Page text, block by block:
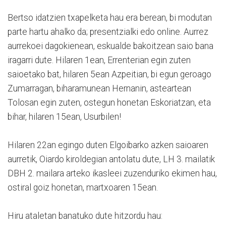
Bertso idatzien txapelketa hau era berean, bi modutan
parte hartu ahalko da; presentzialki edo online. Aurrez
aurrekoei dagokienean, eskualde bakoitzean saio bana
iragarri dute. Hilaren 1ean, Errenterian egin zuten
saioetako bat, hilaren 5ean Azpeitian, bi egun geroago
Zumarragan, biharamunean Hernanin, asteartean
Tolosan egin zuten, ostegun honetan Eskoriatzan, eta
bihar, hilaren 15ean, Usurbilen!
Hilaren 22an egingo duten Elgoibarko azken saioaren
aurretik, Oiardo kiroldegian antolatu dute, LH 3. mailatik
DBH 2. mailara arteko ikasleei zuzenduriko ekimen hau,
ostiral goiz honetan, martxoaren 15ean.
Hiru ataletan banatuko dute hitzordu hau: